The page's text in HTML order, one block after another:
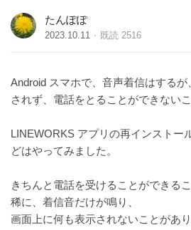
たんぽぽ
2023.10.11 既読 2516
Android スマホで、音声着信はする
されず、電話をとることができない
LINEWORKS アプリの再インストー
どはやってみました。
きちんと電話を受けることができる
稀に、着信音だけが鳴り、
画面上に何も表示されないことがあり